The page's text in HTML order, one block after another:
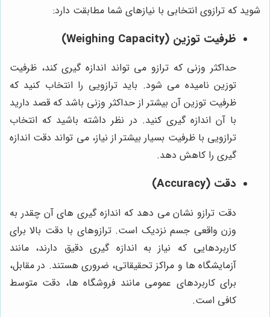
شوید که ترازوی انتخابی با نیازهای شما مطابقت دارد:
ظرفیت توزین (Weighing Capacity)
حداکثر وزنی که ترازو می تواند اندازه گیری کند، ظرفیت
توزین نامیده می شود. باید ترازویی را انتخاب کنید که
ظرفیت توزین آن بیشتر از حداکثر وزنی باشد که قصد دارید
با آن اندازه گیری کنید. در نظر داشته باشید که انتخاب
ترازویی با ظرفیت بسیار بیشتر از نیاز، می تواند دقت اندازه
گیری را کاهش دهد.
دقت (Accuracy)
دقت ترازو نشان می دهد که اندازه گیری های آن چقدر به
وزن واقعی جسم نزدیک است. ترازوهای با دقت بالا برای
کاربردهایی که نیاز به اندازه گیری دقیق دارند، مانند
آزمایشگاه ها و مراکز تحقیقاتی، ضروری هستند. در مقابل،
برای کاربردهای عمومی مانند فروشگاه ها، دقت متوسط
کافی است.